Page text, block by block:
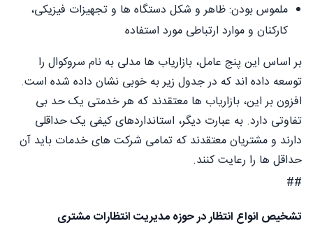
ملموس بودن: ظاهر و شکل دستگاه ها و تجهیزات فیزیکی،
کارکنان و موارد ارتباطی مورد استفاده
بر اساس این پنج عامل، بازاریاب ها مدلی به نام سروکوال را
توسعه داده اند که در جدول زیر به خوبی نشان داده شده است.
افزون بر این، بازاریاب ها معتقدند که هر خدمتی یک حد بی
تفاوتی دارد. به عبارت دیگر، استانداردهای کیفی یک حداقلی
دارند و مشتریان معتقدند که تمامی شرکت های خدمات باید آن
حداقل ها را رعایت کنند.
##
تشخیص انواع انتظار در حوزهمدیریت انتظارات مشتری